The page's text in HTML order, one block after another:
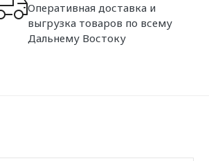
Оперативная доставка и
выгрузка товаров по всему
Дальнему Востоку